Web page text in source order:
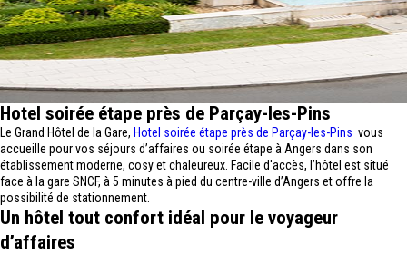
Hotel soirée étape près de Parçay-les-Pins
Le Grand Hôtel de la Gare, Hotel soirée étape près de Parçay-les-Pins vous
accueille pour vos séjours d’affaires ou soirée étape à Angers dans son
établissement moderne, cosy et chaleureux. Facile d'accès, l’hôtel est situé
face à la gare SNCF, à 5 minutes à pied du centre-ville d’Angers et offre la
possibilité de stationnement.
Un hôtel tout confort idéal pour le voyageur
d’affaires